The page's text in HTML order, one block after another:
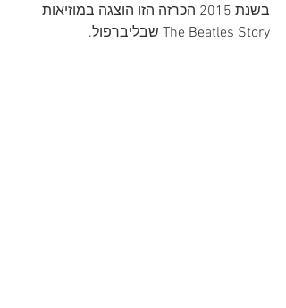
בשנת 2015 הכרזה הזו הוצגה במוזיאות
The Beatles Story שבליברפול.